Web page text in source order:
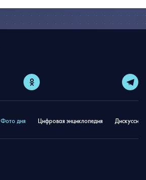
Фото дня Цифровая энциклопедия